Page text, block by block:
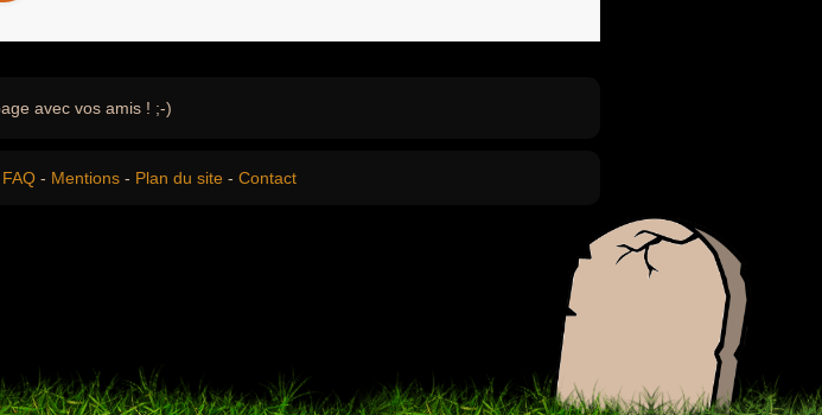
avec vos amis ! ;-)
FAQ - Mentions - Plan du site - Contact